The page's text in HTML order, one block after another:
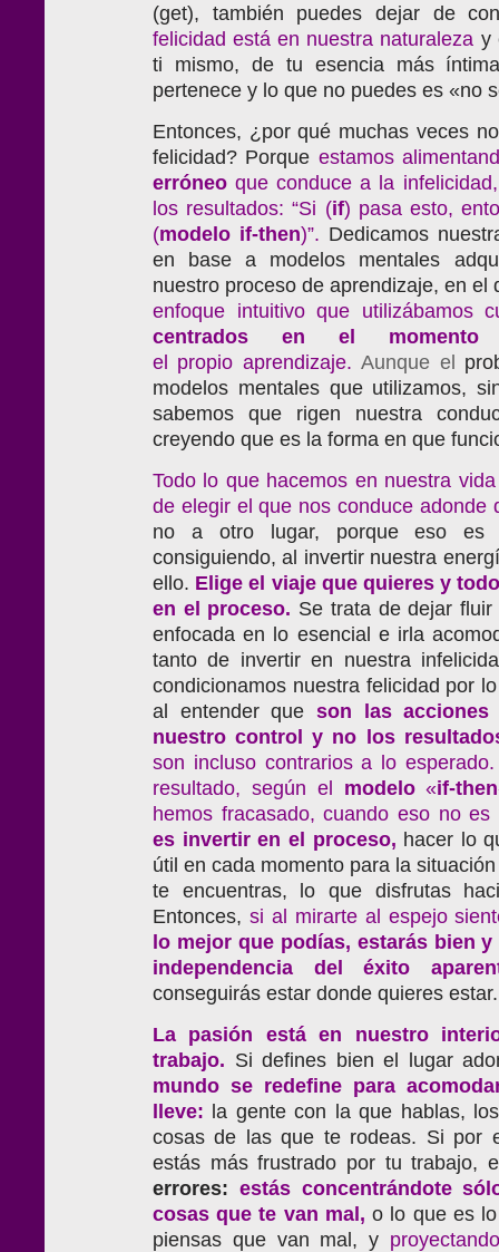
(get), también puedes dejar de
felicidad está en nuestra naturaleza y
ti mismo, de tu esencia más
pertenece y lo que no puedes es «no
Entonces, ¿por qué muchas veces
felicidad? Porque estamos
erróneoque conduce a la
los resultados: “Si (if) pasa esto,
(modelo if-then)”. Dedicamos
en base a modelos mentales
nuestro proceso de aprendizaje, en el
enfoque intuitivo que utilizábamos
centrados en el momento
el propio aprendizaje. Aunque el
modelos mentales que utilizamos,
sabemos que rigen nuestra
creyendo que es la forma en que
Todo lo que hacemos en nuestra
de elegir el que nos conduce adonde
no a otro lugar, porque eso es
consiguiendo, al invertir nuestra
ello. Elige el viaje que quieres y
en el proceso. Se trata de dejar
enfocada en lo esencial e irla
tanto de invertir en nuestra
condicionamos nuestra felicidad por
al entender que son las
nuestro control y no los
son incluso contrarios a lo
resultado, según el modelo«if-then
hemos fracasado, cuando eso no
es invertir en el proceso, hacer lo
útil en cada momento para la
te encuentras, lo que disfrutas
Entonces, si al mirarte al espejo
lo mejor que podías, estarás bien
independencia del éxito
conseguirás estar donde quieres estar.
La pasión está en nuestro
trabajo. Si defines bien el lugar
mundo se redefine para
lleve: la gente con la que hablas,
cosas de las que te rodeas. Si por
estás más frustrado por tu trabajo,
errores: estás concentrándote
cosas que te van mal, o lo que es
piensas que van mal, y